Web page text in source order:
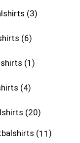
3
6
1
4
20
11